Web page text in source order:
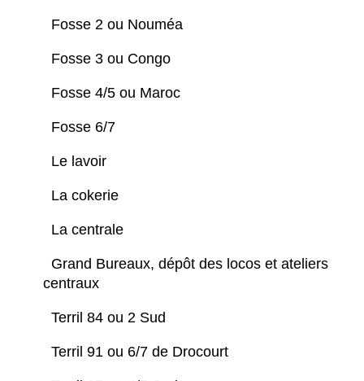
Fosse 2 ou Nouméa
Fosse 3 ou Congo
Fosse 4/5 ou Maroc
Fosse 6/7
Le lavoir
La cokerie
La centrale
Grand Bureaux, dépôt des locos et ateliers
centraux
Terril 84 ou 2 Sud
Terril 91 ou 6/7 de Drocourt